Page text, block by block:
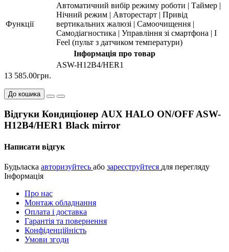
Функції
Автоматичний вибір режиму роботи | Таймер |
Нічний режим | Авторестарт | Привід
вертикальних жалюзі | Самоочищення |
Самодіагностика | Управління зі смартфона | I
Feel (пульт з датчиком температури)
Інформація про товар
ASW-H12B4/HER1
13 585.00грн.
До кошика
Відгуки Кондиціонер AUX HALO ON/OFF ASW-
H12B4/HER1 Black mirror
Написати відгук
Будьласка авторизуйтесь або зареєструйтеся для перегляду
Інформація
Про нас
Монтаж обладнання
Оплата і доставка
Гарантія та повернення
Конфіденційність
Умови згоди